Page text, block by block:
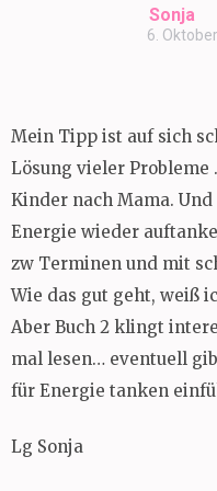
Sonja
6.
Mein Tipp ist auf sich
Lösung vieler
Kinder nach Mama.
Energie wieder
zw Terminen und mit
Wie das gut geht, weiß
Aber Buch 2 klingt
mal lesen… eventuell
für Energie tanken
Lg Sonja